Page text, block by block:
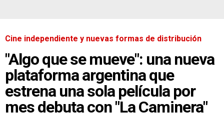
Cine independiente y nuevas formas de distribución
"Algo que se mueve": una nueva
plataforma argentina que
estrena una sola película por
mes debuta con "La Caminera"